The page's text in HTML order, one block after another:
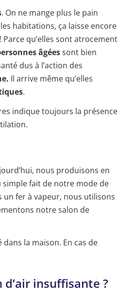
. On ne mange plus le pain
habitations, ça laisse encore
qu’elles sont atrocement
âgéessont bien
dus à l’action des
Il arrive même qu’elles
.
indique toujours la présence
nous produisons en
simple fait de notre mode de
fer à vapeur, nous utilisons
notre salon de
la maison. En cas de
insuffisante ?